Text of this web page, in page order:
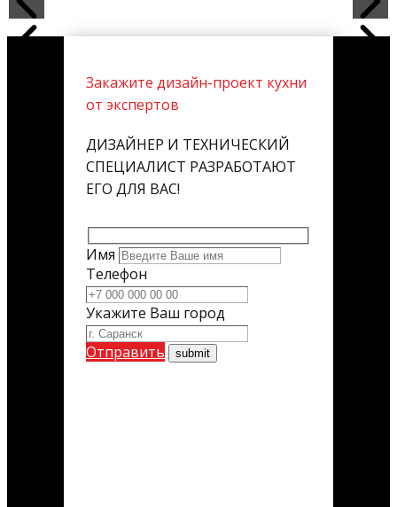
Закажите дизайн-проект кухни
от экспертов
ДИЗАЙНЕР И ТЕХНИЧЕСКИЙ
СПЕЦИАЛИСТ РАЗРАБОТАЮТ
ЕГО ДЛЯ ВАС!
Имя
Телефон
Укажите Ваш город
Отправить